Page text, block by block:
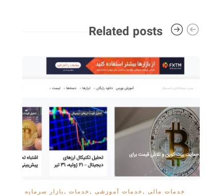
Related posts
بازار سرمایه , خدمات , خدمات آموزشی , خدمات مالی